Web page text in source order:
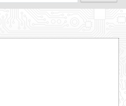
PROQRAMLAR